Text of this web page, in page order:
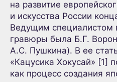
на развитие
и искусства России
Ведущим специалистом
гравюры была Б.Г.
А.С. Пушкина). В ее
«Кацусика Хокусай» [1]
как процесс создания